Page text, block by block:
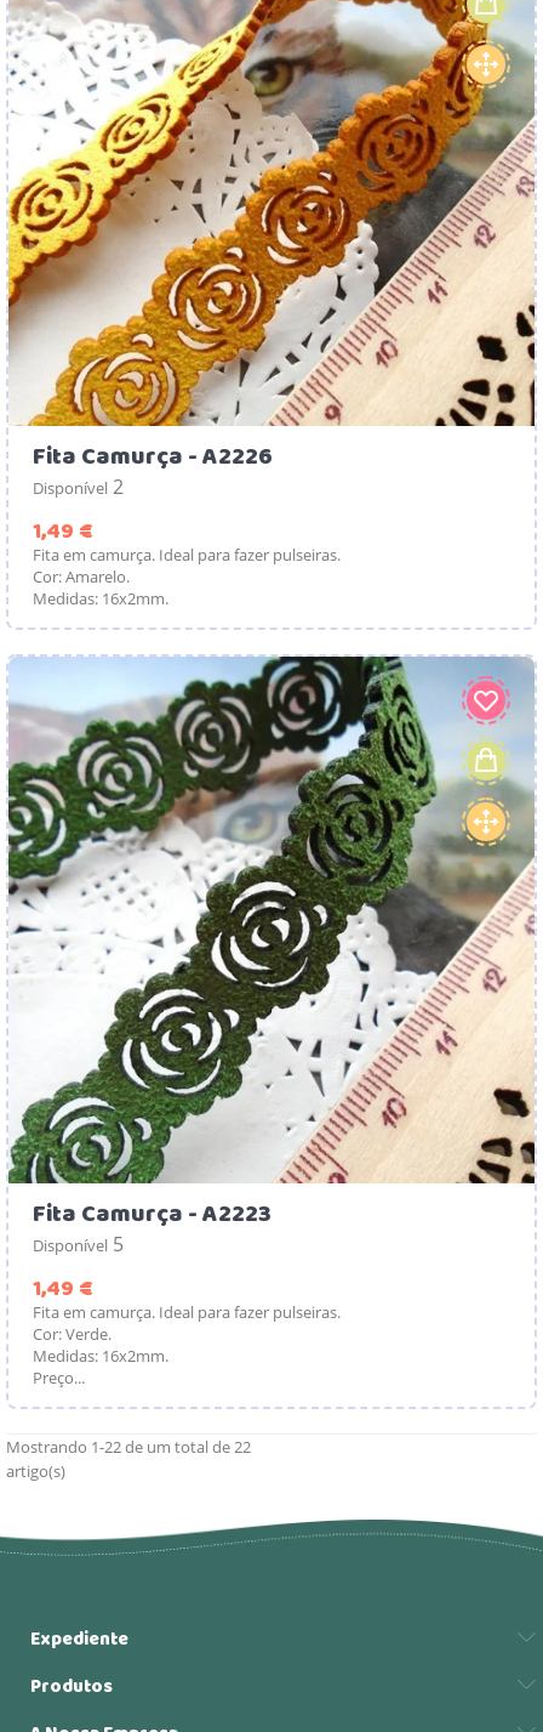
Fita Camurça - A2226
Disponível 2
1,49 €
Fita em camurça. Ideal para fazer pulseiras.
Cor: Amarelo.
Medidas: 16x2mm.
Fita Camurça - A2223
Disponível 5
1,49 €
Fita em camurça. Ideal para fazer pulseiras.
Cor: Verde.
Medidas: 16x2mm.
Preço...
Mostrando 1-22 de um total de 22
artigo(s)
Expediente
Produtos